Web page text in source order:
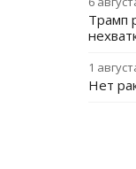
Трамп
1
Нет